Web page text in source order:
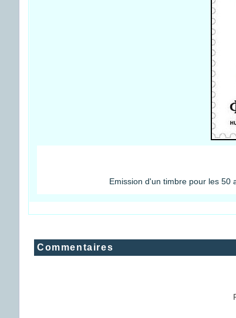
Emission d'un timbre pour les 50
Commentaires